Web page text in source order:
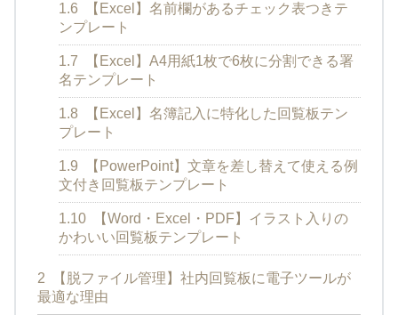
1.6
【Excel】名前欄があるチェック表つきテ
ンプレート
1.7
【Excel】A4用紙1枚で6枚に分割できる署
名テンプレート
1.8
【Excel】名簿記入に特化した回覧板テン
プレート
1.9
【PowerPoint】文章を差し替えて使える例
文付き回覧板テンプレート
1.10
【Word・Excel・PDF】イラスト入りの
かわいい回覧板テンプレート
2
【脱ファイル管理】社内回覧板に電子ツールが
最適な理由